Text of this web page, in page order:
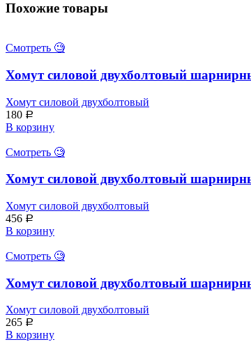
105/24
Похожие товары
Смотреть 🧐
Хомут силовой двухболтовый
Хомут силовой двухболтовый
180 Р
В корзину
Смотреть 🧐
Хомут силовой двухболтовый
Хомут силовой двухболтовый
456 Р
В корзину
Смотреть 🧐
Хомут силовой двухболтовый
Хомут силовой двухболтовый
265 Р
В корзину